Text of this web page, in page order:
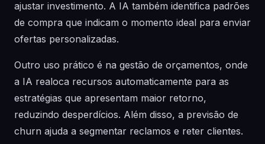
ajustar investimento. A IA também identifica padrões
de compra que indicam o momento ideal para enviar
ofertas personalizadas.
Outro uso prático é na gestão de orçamentos, onde
a IA realoca recursos automaticamente para as
estratégias que apresentam maior retorno,
reduzindo desperdícios. Além disso, a previsão de
churn ajuda a segmentar reclamos e reter clientes.